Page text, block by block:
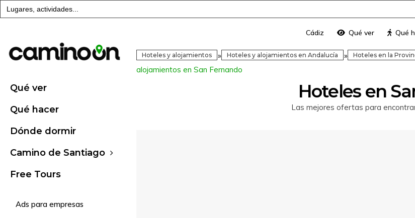
Buscar:
Qué ver
Qué hacer
Dónde dormir
Camino de Santiago
Free Tours
Ads para empresas
Cádiz Qué ver Qué
Hoteles y alojamientos » Hoteles y alojamientos en Andalucía » Hoteles en la
alojamientos en San Fernando
Hoteles en
Las mejores ofertas para